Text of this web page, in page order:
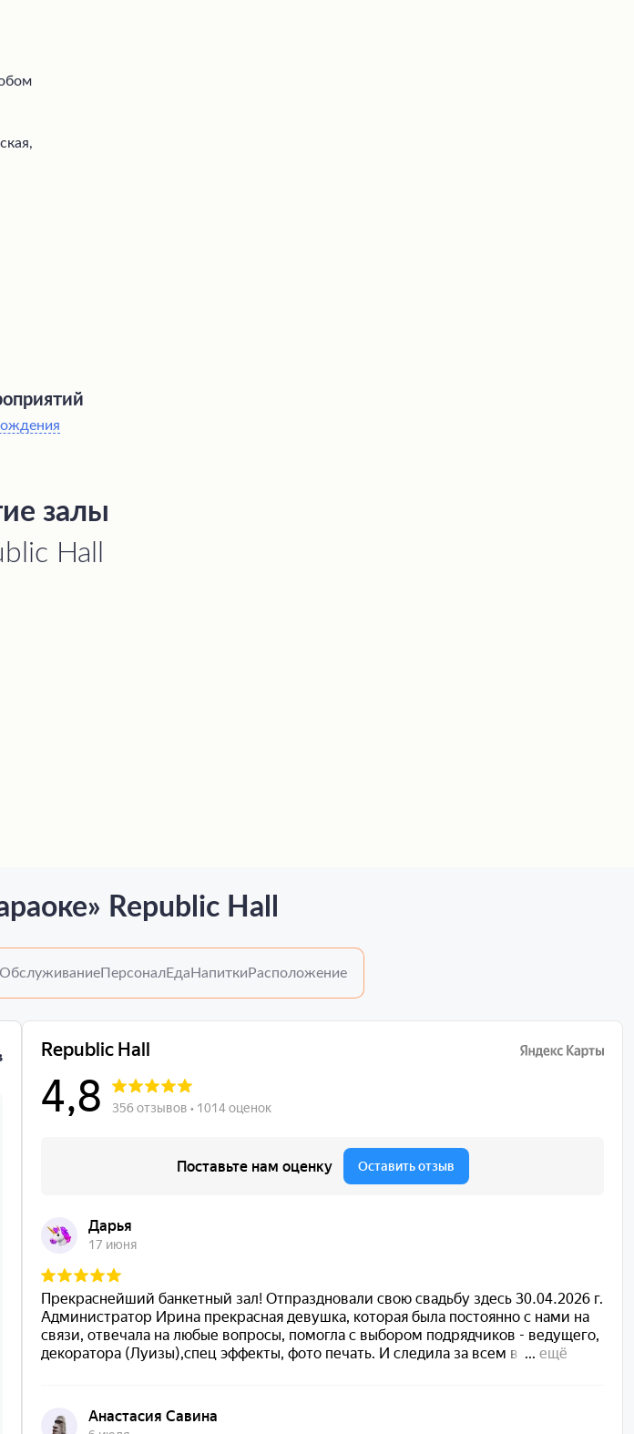
залы
Hall
Republic Hall
ОбслуживаниеПерсоналЕда Напитки Расположение